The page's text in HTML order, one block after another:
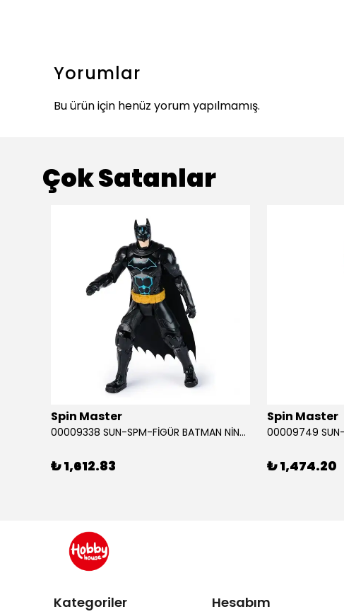
Yorumlar
Bu ürün için henüz yorum yapılmamış.
Çok Satanlar
Spin Master
00009338 SUN-SPM-FİGÜR BATMAN NİNJA STRIKE 30 CM. EXC.
₺ 1,612.83
Spin Master
₺ 1,474.20
Kategoriler Hesabım